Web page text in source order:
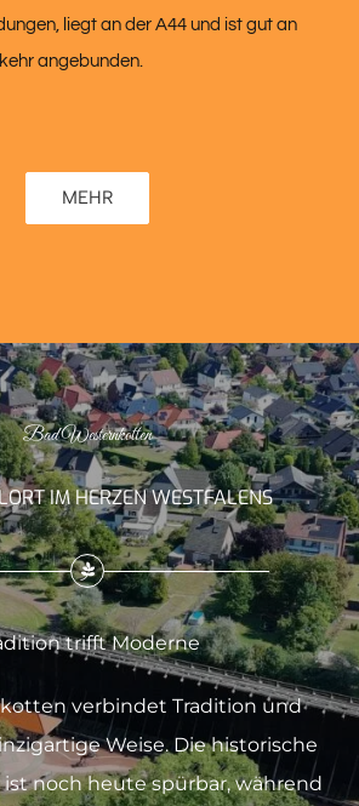
liegt an der A44 und ist gut an
angebunden.
MEHR
Bad Westernkotten
IM HERZEN WESTFALENS
trifft Moderne
verbindet Tradition und
Weise. Die historische
noch heute spürbar, während